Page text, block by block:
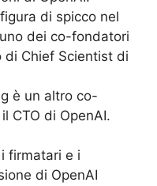
di spicco nel
dei co-fondatori
di Chief Scientist di
è un altro co-
CTO di OpenAI.
firmatari e i
di OpenAI